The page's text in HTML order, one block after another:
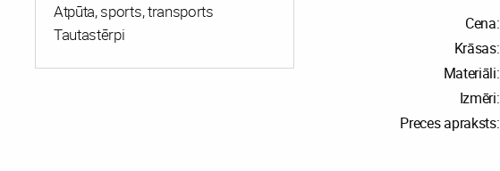
Atpūta, sports, transports
Tautastērpi
Cena:
Krāsas:
Materiāli:
Izmēri:
Preces apraksts: